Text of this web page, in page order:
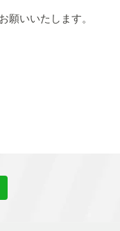
願いいたします。